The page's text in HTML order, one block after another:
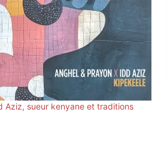
Aziz, sueur kenyane et traditions